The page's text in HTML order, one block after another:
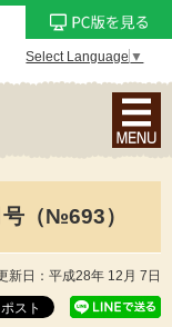
Select Language ▼
ナ
ビ
シ
ン
メ
（№693）
新日：平成28年 12月 7日